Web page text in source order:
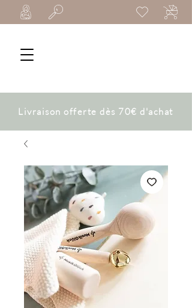
Livraison offerte dès 70€ d'achat